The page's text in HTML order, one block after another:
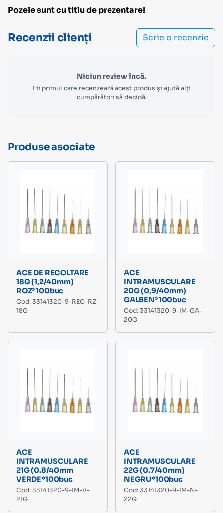
Pozele sunt cu titlu de prezentare!
Recenzii clienți Scrie o recenzie
Niciun review încă.
Fii primul care recenzează acest produs și ajută alți
cumpărători să decidă.
Produse asociate
ACE DE RECOLTARE
18G (1,2/40mm)
ROZ*100buc
Cod: 33141320-9-REC-RZ-
18G
ACE
INTRAMUSCULARE
20G (0,9/40mm)
GALBEN*100buc
Cod: 33141320-9-IM-GA-
20G
ACE
INTRAMUSCULARE
21G (0.8/40mm
VERDE*100buc
Cod: 33141320-9-IM-V-
21G
ACE
INTRAMUSCULARE
22G (0.7/40mm)
NEGRU*100buc
Cod: 33141320-9-IM-N-
22G